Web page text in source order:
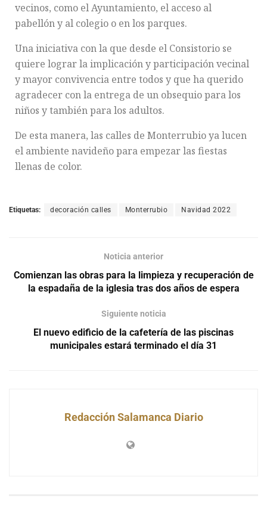
vecinos, como el Ayuntamiento, el acceso al
pabellón y al colegio o en los parques.
Una iniciativa con la que desde el Consistorio se
quiere lograr la implicación y participación vecinal
y mayor convivencia entre todos y que ha querido
agradecer con la entrega de un obsequio para los
niños y también para los adultos.
De esta manera, las calles de Monterrubio ya lucen
el ambiente navideño para empezar las fiestas
llenas de color.
Etiquetas: decoración calles Monterrubio Navidad 2022
Noticia anterior
Comienzan las obras para la limpieza y recuperación de
la espadaña de la iglesia tras dos años de espera
Siguiente noticia
El nuevo edificio de la cafetería de las piscinas
municipales estará terminado el día 31
Redacción Salamanca Diario